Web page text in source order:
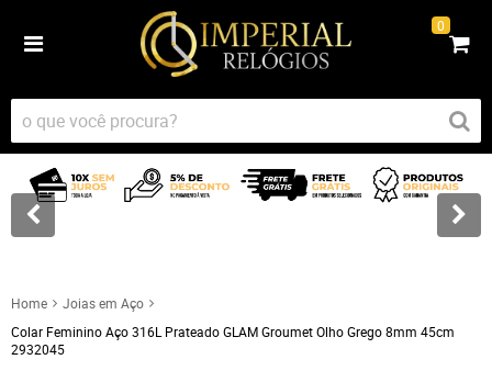
0
Home
Joias em Aço
Colar Feminino Aço 316L Prateado GLAM Groumet Olho Grego 8mm 45cm
2932045